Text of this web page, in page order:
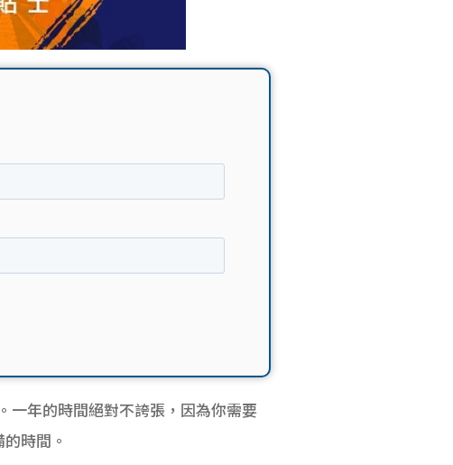
一年的時間絕對不誇張，因為你需要
時間。